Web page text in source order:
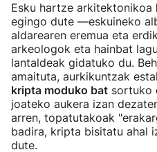
Esku hartze arkitektonikoa
egingo dute —eskuineko
aldarearen eremua eta
arkeologok eta hainbat
lantaldeak gidatuko du.
amaituta, aurkikuntzak
kripta moduko bat sortuko
joateko aukera izan
arren, topatutakoak
badira, kripta bisitatu ahal
dute.